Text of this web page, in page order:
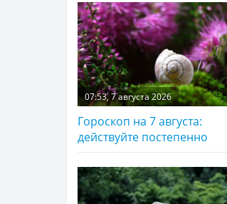
07:53, 7 августа 2026
Гороскоп на 7 августа:
действуйте постепенно